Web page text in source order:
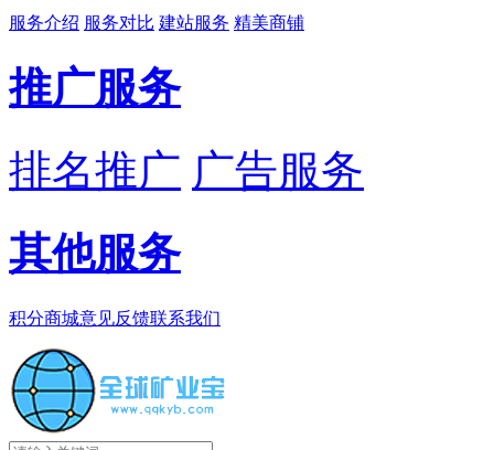
服务介绍 服务对比 建站服务 精美商铺
推广服务
排名推广 广告服务
其他服务
积分商城意见反馈联系我们